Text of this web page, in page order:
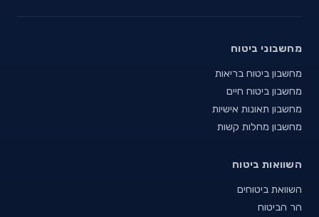
מחשבוני ביטוח
מחשבון ביטוח בריאות
מחשבון ביטוח חיים
מחשבון תאונות אישיות
מחשבון מחלות קשות
השוואות ביטוח
השוואת ביטוחים
הר הביטוח